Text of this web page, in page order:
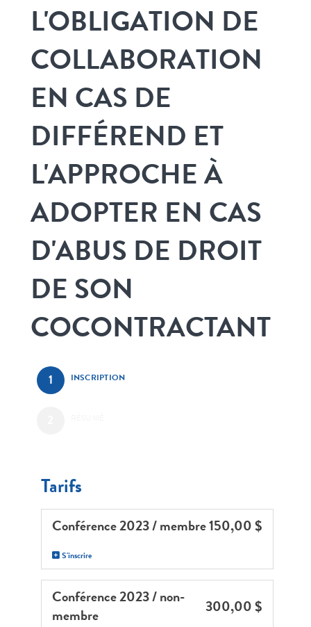
L'OBLIGATION DE
COLLABORATION
EN CAS DE
DIFFÉREND ET
L'APPROCHE À
ADOPTER EN CAS
D'ABUS DE DROIT
DE SON
COCONTRACTANT
INSCRIPTION
Tarifs
Conférence 2023 / membre150,00 $
S'inscrire
Conférence 2023 / non-
membre
300,00 $